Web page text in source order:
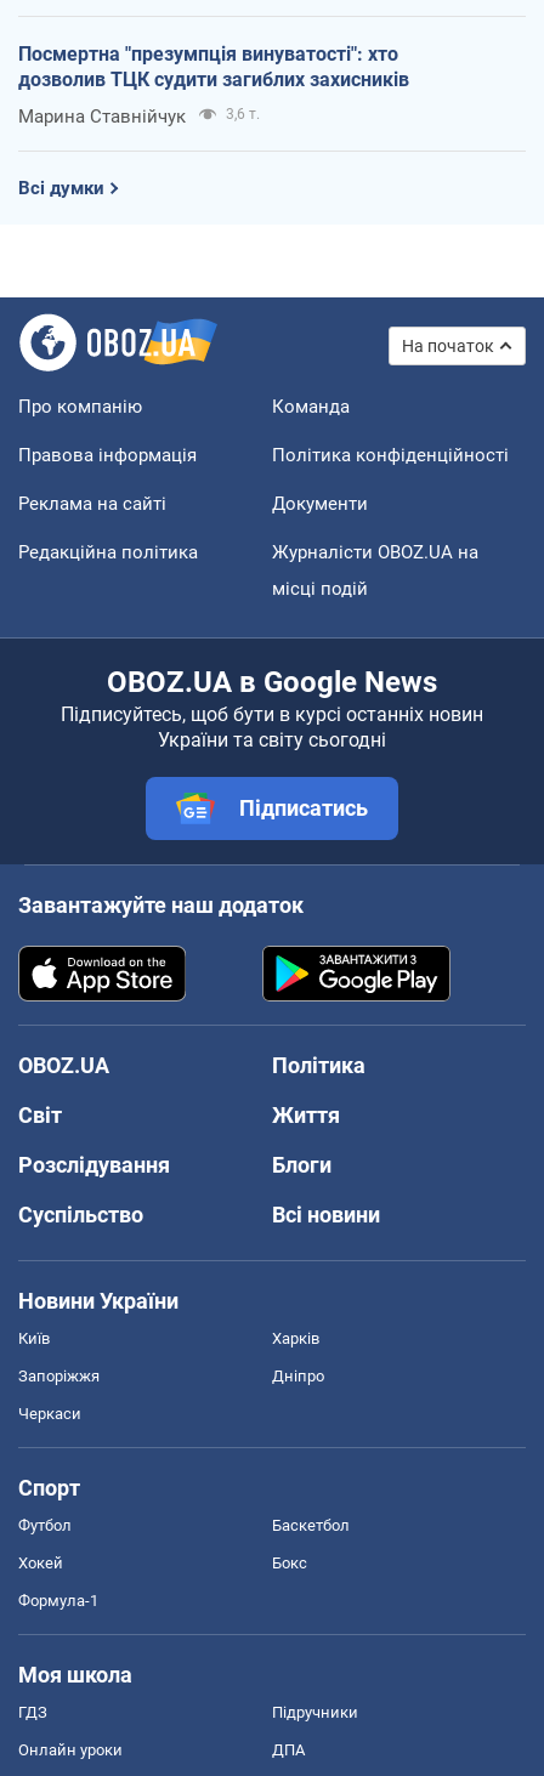
Посмертна "презумпція винуватості": хто
дозволив ТЦК судити загиблих захисників
Марина Ставнійчук 3,6 т.
Всі думки
На початок
Про компанію Команда
Правова інформація Політика конфіденційності
Реклама на сайті Документи
Редакційна політика
Журналісти OBOZ.UA на
місці подій
OBOZ.UA в Google News
Підписуйтесь, щоб бути в курсі останніх новин
України та світу сьогодні
Підписатись
Завантажуйте наш додаток
OBOZ.UA
Політика
Світ
Життя
Розслідування
Блоги
Суспільство
Всі новини
Новини України
Київ Харків
Запоріжжя Дніпро
Черкаси
Спорт
Футбол Баскетбол
Хокей Бокс
Формула-1
Моя школа
ГДЗ Підручники
Онлайн уроки ДПА